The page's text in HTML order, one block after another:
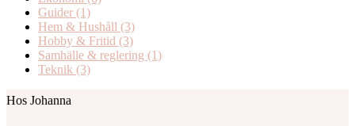
Guider (1)
Hem & Hushåll (3)
Hobby & Fritid (3)
Samhälle & reglering (1)
Teknik (3)
Hos Johanna